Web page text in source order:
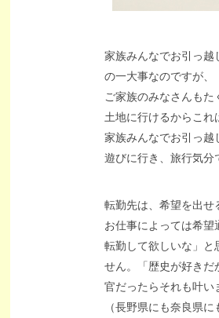
家族みんなでお引っ
の一大事なのですが
ご家族のみなさんも
土地に行けるからこれ
家族みんなでお引っ越
遊びに行き、旅行気分
転勤先は、希望を出せ
お仕事によっては希
転勤して欲しいな」と
せん。「歴史が好き
官だったらそれも叶い
（長野県にも奈良県